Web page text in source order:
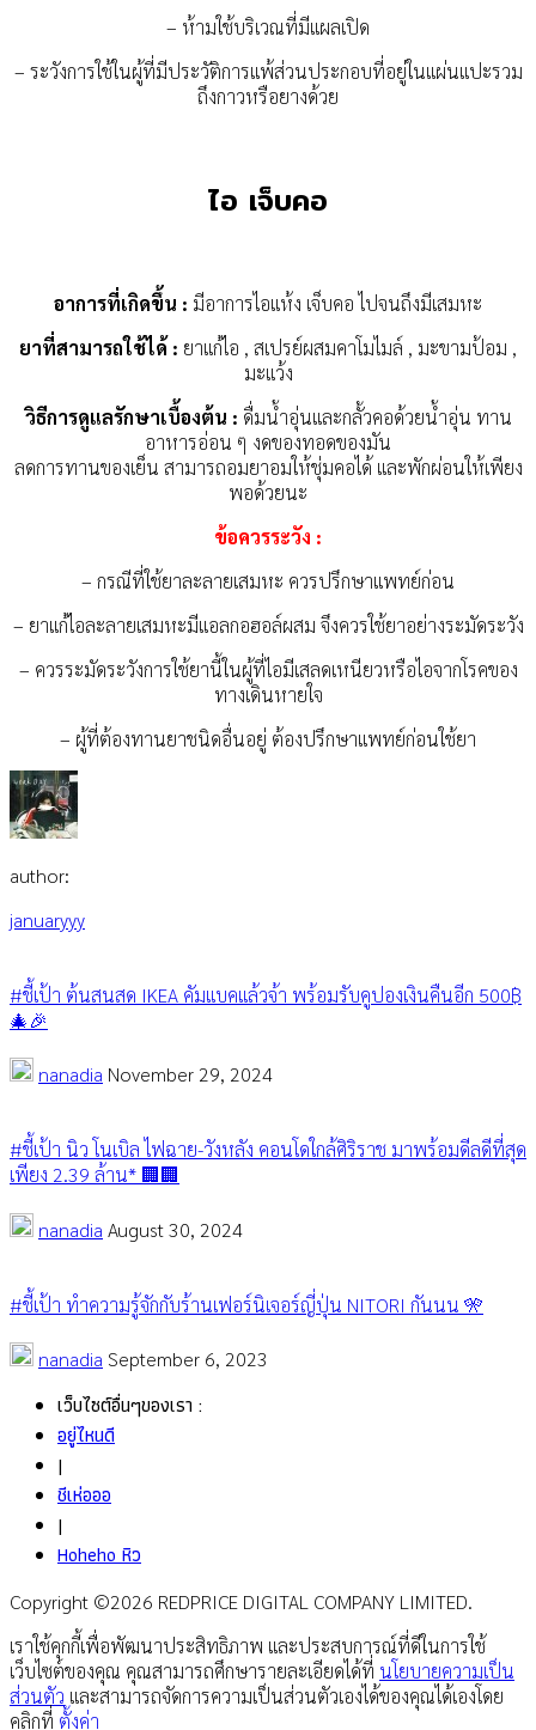
– ห้ามใช้บริเวณที่มีแผลเปิด
– ระวังการใช้ในผู้ที่มีประวัติการแพ้ส่วนประกอบที่อยู่ในแผ่นแปะรวม
ถึงกาวหรือยางด้วย
ไอ เจ็บคอ
อาการที่เกิดขึ้น : มีอาการไอแห้ง เจ็บคอ ไปจนถึงมีเสมหะ
ยาที่สามารถใช้ได้ : ยาแก้ไอ , สเปรย์ผสมคาโมไมล์ , มะขามป้อม ,
มะแว้ง
วิธีการดูแลรักษาเบื้องต้น : ดื่มน้ำอุ่นและกลั้วคอด้วยน้ำอุ่น ทาน
อาหารอ่อน ๆ งดของทอดของมัน
ลดการทานของเย็น สามารถอมยาอมให้ชุ่มคอได้ และพักผ่อนให้เพียง
พอด้วยนะ
ข้อควรระวัง :
– กรณีที่ใช้ยาละลายเสมหะ ควรปรึกษาแพทย์ก่อน
– ยาแก้ไอละลายเสมหะมีแอลกอฮอล์ผสม จึงควรใช้ยาอย่างระมัดระวัง
– ควรระมัดระวังการใช้ยานี้ในผู้ที่ไอมีเสลดเหนียวหรือไอจากโรคของ
ทางเดินหายใจ
– ผู้ที่ต้องทานยาชนิดอื่นอยู่ ต้องปรึกษาแพทย์ก่อนใช้ยา
author:
januaryyy
#ชี้เป้า ต้นสนสด IKEA คัมแบคแล้วจ้า พร้อมรับคูปองเงินคืนอีก 500฿
🎄🎉
nanadia November 29, 2024
#ชี้เป้า นิว โนเบิล ไฟฉาย-วังหลัง คอนโดใกล้ศิริราช มาพร้อมดีลดีที่สุด
เพียง 2.39 ล้าน* 🏢🏢
nanadia August 30, 2024
#ชี้เป้า ทำความรู้จักกับร้านเฟอร์นิเจอร์ญี่ปุ่น NITORI กันนน 🎌
nanadia September 6, 2023
เว็บไซต์อื่นๆของเรา :
อยู่ไหนดี
|
ชีเห่อออ
|
Hoheho หิว
Copyright ©2026 REDPRICE DIGITAL COMPANY LIMITED.
เราใช้คุกกี้เพื่อพัฒนาประสิทธิภาพ และประสบการณ์ที่ดีในการใช้
เว็บไซต์ของคุณ คุณสามารถศึกษารายละเอียดได้ที่ นโยบายความเป็น
ส่วนตัว และสามารถจัดการความเป็นส่วนตัวเองได้ของคุณได้เองโดย
คลิกที่ ตั้งค่า